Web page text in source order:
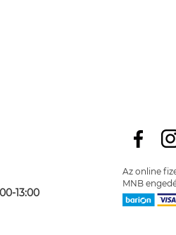
13:00
Az online
MNB